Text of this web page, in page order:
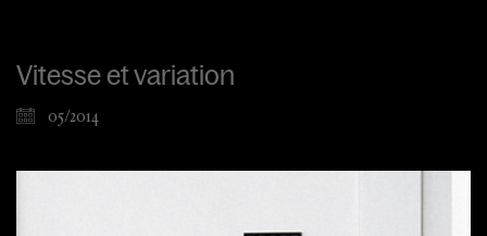
Vitesse et variation
05/2014